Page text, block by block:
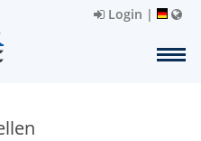
Login |